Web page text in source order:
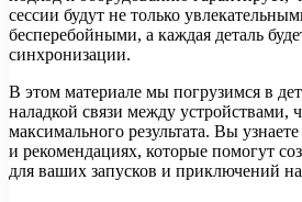
сессии будут не только
бесперебойными, а каждая деталь
синхронизации.
В этом материале мы погрузимся в
наладкой связи между устройствами,
максимального результата. Вы
и рекомендациях, которые помогут
для ваших запусков и приключений